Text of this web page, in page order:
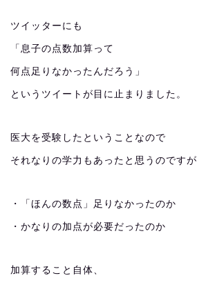
ツイッターにも
「息子の点数加算って
何点足りなかったんだろう」
というツイートが目に止まりました。
医大を受験したということなので
それなりの学力もあったと思うのですが
・「ほんの数点」足りなかったのか
・かなりの加点が必要だったのか
加算すること自体、